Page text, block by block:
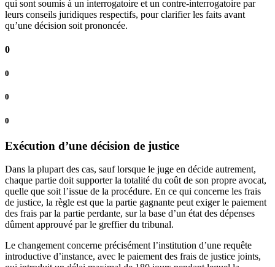
qui sont soumis à un interrogatoire et un contre-interrogatoire par
leurs conseils juridiques respectifs, pour clarifier les faits avant
qu’une décision soit prononcée.
0
0
0
0
Exécution d’une décision de justice
Dans la plupart des cas, sauf lorsque le juge en décide autrement,
chaque partie doit supporter la totalité du coût de son propre avocat,
quelle que soit l’issue de la procédure. En ce qui concerne les frais
de justice, la règle est que la partie gagnante peut exiger le paiement
des frais par la partie perdante, sur la base d’un état des dépenses
dûment approuvé par le greffier du tribunal.
Le changement concerne précisément l’institution d’une requête
introductive d’instance, avec le paiement des frais de justice joints,